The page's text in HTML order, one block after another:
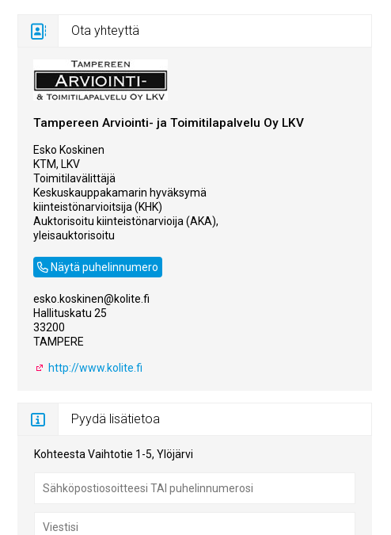
Ota yhteyttä
Tampereen Arviointi- ja Toimitilapalvelu Oy LKV
Esko Koskinen
KTM, LKV
Toimitilavälittäjä
Keskuskauppakamarin hyväksymä
kiinteistönarvioitsija (KHK)
Auktorisoitu kiinteistönarvioija (AKA),
yleisauktorisoitu
Näytä puhelinnumero
0400-622 727
esko.koskinen@kolite.fi
Hallituskatu 25
33200
TAMPERE
http://www.kolite.fi
Pyydä lisätietoa
Kohteesta Vaihtotie 1-5, Ylöjärvi